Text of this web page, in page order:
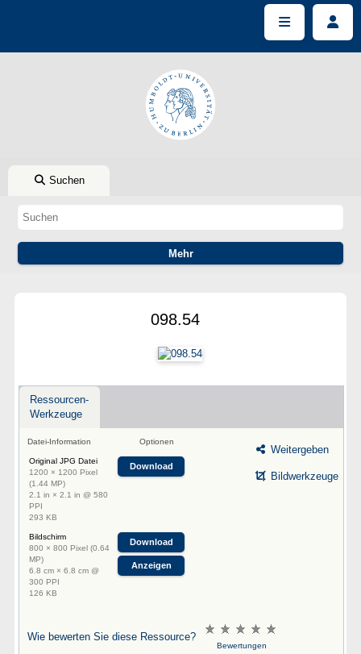
Suchen
098.54
Ressourcen-
Werkzeuge
Datei-Information Optionen
Original JPG Datei
1200 × 1200 Pixel
(1.44 MP)
2.1 in × 2.1 in @ 580
PPI
293 KB
Download
Bildschirm
800 × 800 Pixel (0.64
MP)
6.8 cm × 6.8 cm @
300 PPI
126 KB
Download
Anzeigen
Weitergeben
Bildwerkzeuge
Wie bewerten Sie diese Ressource?
Bewertungen